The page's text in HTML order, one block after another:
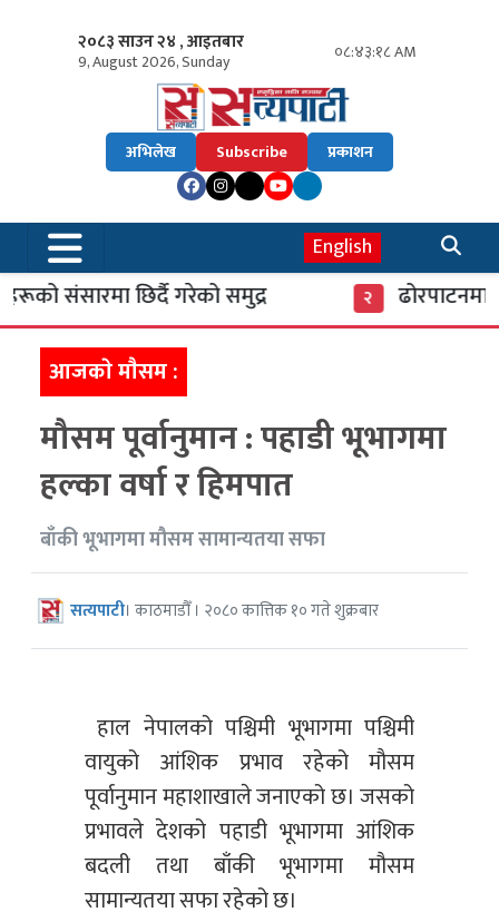
२०८३ साउन २४ , आइतबार
9, August 2026, Sunday ०८:४३:१९ AM
अभिलेख Subscribe प्रकाशन
English
संसारमा छिर्दै गरेको समुद्र
ढोरपाटनमा
आजकाे माैसम :
मौसम पूर्वानुमान : पहाडी भूभागमा
हल्का वर्षा र हिमपात
बाँकी भूभागमा मौसम सामान्यतया सफा
सत्यपाटी। काठमाडौँ । २०८० कात्तिक १० गते शुक्रबार
हाल नेपालको पश्चिमी भूभागमा पश्चिमी
वायुको आंशिक प्रभाव रहेको मौसम
पूर्वानुमान महाशाखाले जनाएको छ। जसको
प्रभावले देशको पहाडी भूभागमा आंशिक
बदली तथा बाँकी भूभागमा मौसम
सामान्यतया सफा रहेको छ।